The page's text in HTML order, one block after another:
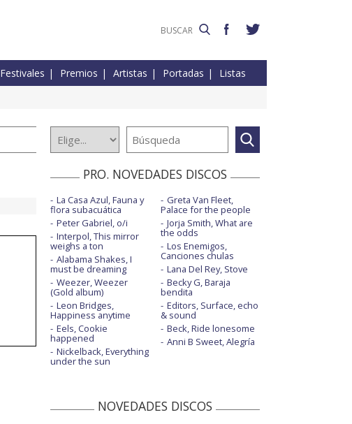
Festivales Premios Artistas Portadas Listas
PRO. NOVEDADES DISCOS
La Casa Azul, Fauna y
flora subacuática
Peter Gabriel, o/i
Interpol, This mirror
weighs a ton
Alabama Shakes, I
must be dreaming
Weezer, Weezer
(Gold album)
Leon Bridges,
Happiness anytime
Eels, Cookie
happened
Nickelback, Everything
under the sun
Greta Van Fleet,
Palace for the people
Jorja Smith, What are
the odds
Los Enemigos,
Canciones chulas
Lana Del Rey, Stove
Becky G, Baraja
bendita
Editors, Surface, echo
& sound
Beck, Ride lonesome
Anni B Sweet, Alegría
NOVEDADES DISCOS